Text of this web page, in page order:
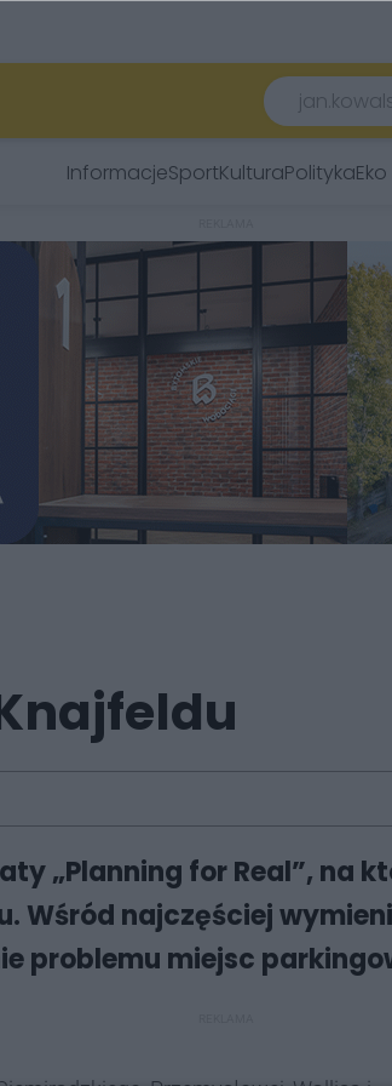
InformacjeSportKulturaPolitykaEko
„Planning for Real”, na
Wśród najczęściej
problemu miejsc